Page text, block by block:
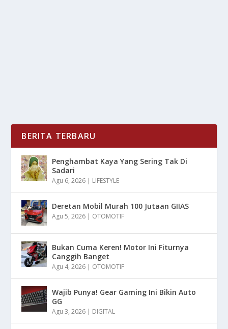
BERITA TERBARU
Penghambat Kaya Yang Sering Tak Di
Sadari
Agu 6, 2026 | LIFESTYLE
Deretan Mobil Murah 100 Jutaan GIIAS
Agu 5, 2026 | OTOMOTIF
Bukan Cuma Keren! Motor Ini Fiturnya
Canggih Banget
Agu 4, 2026 | OTOMOTIF
Wajib Punya! Gear Gaming Ini Bikin Auto
GG
Agu 3, 2026 | DIGITAL